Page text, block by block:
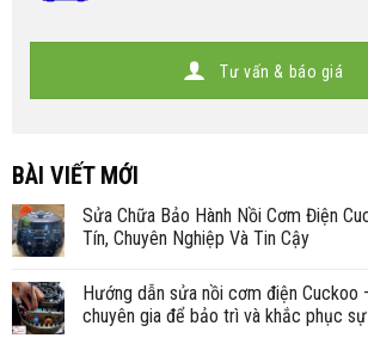
Tư vấn & báo giá
BÀI VIẾT MỚI
Sửa Chữa Bảo Hành Nồi Cơm Điện
Tín, Chuyên Nghiệp Và Tin Cậy
Hướng dẫn sửa nồi cơm điện Cuckoo
chuyên gia để bảo trì và khắc phục